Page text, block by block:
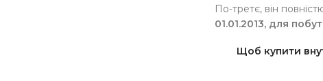
По-третє, він
01.01.2013, для
Щоб купити